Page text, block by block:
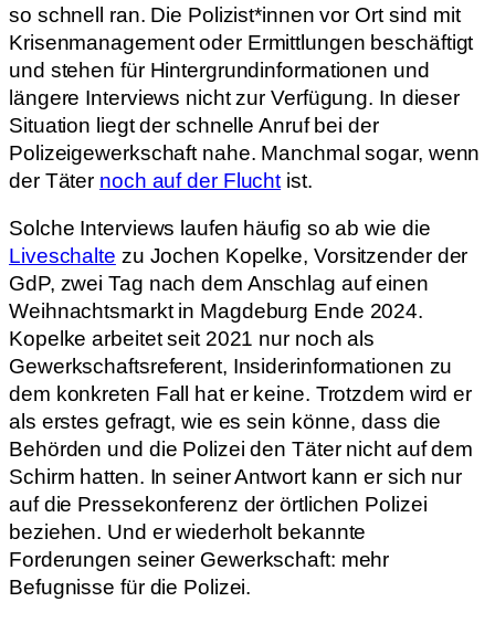
so schnell ran. Die Polizist*innen vor Ort sind mit
Krisenmanagement oder Ermittlungen beschäftigt
und stehen für Hintergrundinformationen und
längere Interviews nicht zur Verfügung. In dieser
Situation liegt der schnelle Anruf bei der
Polizeigewerkschaft nahe. Manchmal sogar, wenn
der Täter noch auf der Flucht ist.
Solche Interviews laufen häufig so ab wie die
Liveschalte zu Jochen Kopelke, Vorsitzender der
GdP, zwei Tag nach dem Anschlag auf einen
Weihnachtsmarkt in Magdeburg Ende 2024.
Kopelke arbeitet seit 2021 nur noch als
Gewerkschaftsreferent, Insiderinformationen zu
dem konkreten Fall hat er keine. Trotzdem wird er
als erstes gefragt, wie es sein könne, dass die
Behörden und die Polizei den Täter nicht auf dem
Schirm hatten. In seiner Antwort kann er sich nur
auf die Pressekonferenz der örtlichen Polizei
beziehen. Und er wiederholt bekannte
Forderungen seiner Gewerkschaft: mehr
Befugnisse für die Polizei.